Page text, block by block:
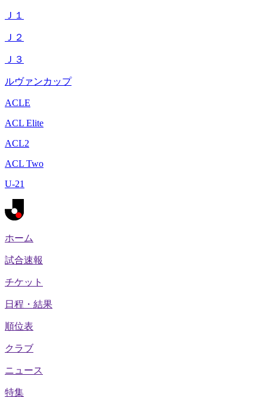
Ｊ１
Ｊ２
Ｊ３
ルヴァンカップ
ACLE
ACL Elite
ACL2
ACL Two
U-21
ホーム
試合速報
チケット
日程・結果
順位表
クラブ
ニュース
特集